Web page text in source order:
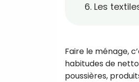
6. Les
Faire le ménage,
habitudes de
poussières,